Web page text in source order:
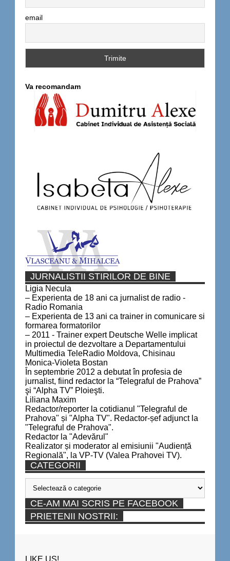
email
Va recomandam
JURNALISTII STIRILOR DE BINE
Ligia Necula
– Experienta de 18 ani ca jurnalist de radio -
Radio Romania
– Experienta de 13 ani ca trainer in comunicare si
formarea formatorilor
– 2011 - Trainer expert Deutsche Welle implicat
in proiectul de dezvoltare a Departamentului
Multimedia TeleRadio Moldova, Chisinau
Monica-Violeta Bostan
În septembrie 2012 a debutat în profesia de
jurnalist, fiind redactor la “Telegraful de Prahova”
şi “Alpha TV” Ploieşti.
Liliana Maxim
Redactor/reporter la cotidianul "Telegraful de
Prahova" și "Alpha TV". Redactor-șef adjunct la
"Telegraful de Prahova".
Redactor la "Adevărul"
Realizator și moderator al emisiunii "Audiență
Regională", la VP-TV (Valea Prahovei TV).
CATEGORII
Categorii
CE-AM MAI SCRIS PE FACEBOOK
PRIETENII NOSTRII:
LIKE US!